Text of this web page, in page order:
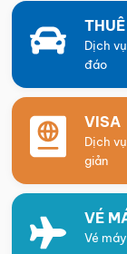
Dịch
đáo
VISA
Dịch
giản
VÉ
Vé